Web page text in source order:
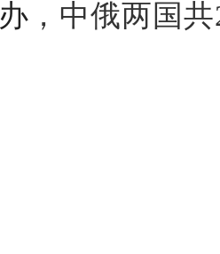
办，中俄两国